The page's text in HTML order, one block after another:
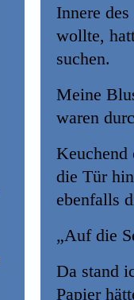
Innere
wollte,
suchen.
Meine
waren
die Tür
ebenfalls
„Auf die
Da stand
Papier